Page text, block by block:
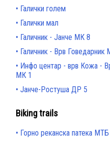
Галички голем
Галички мал
Галичник - Јанче МК 8
Галичник - Врв Говедарник
Инфо центар - врв Кожа -
МК 1
Јанче-Ростуша ДР 5
Biking trails
Горно реканска патека